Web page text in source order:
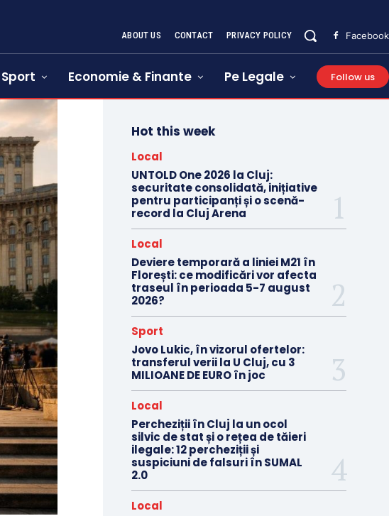
ABOUT US CONTACT PRIVACY POLICY Facebook
Sport Economie & Finante Pe Legale Follow us
Hot this week
Local
UNTOLD One 2026 la Cluj:
securitate consolidată, inițiative
pentru participanți și o scenă-
record la Cluj Arena
Local
Deviere temporară a liniei M21 în
Florești: ce modificări vor afecta
traseul în perioada 5-7 august
2026?
Sport
Jovo Lukic, în vizorul ofertelor:
transferul verii la U Cluj, cu 3
MILIOANE DE EURO în joc
Local
Percheziții în Cluj la un ocol
silvic de stat și o rețea de tăieri
ilegale: 12 percheziții și
suspiciuni de falsuri în SUMAL
2.0
Local